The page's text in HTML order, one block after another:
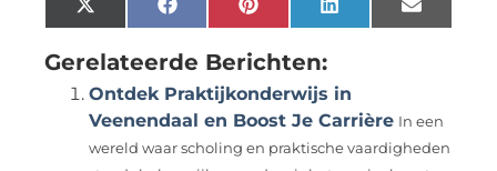
X
(Twitter)
FacebookPinterestLinkedInEmail
Gerelateerde Berichten:
Ontdek Praktijkonderwijs in
Veenendaal en Boost Je Carrière In een
wereld waar scholing en praktische vaardigheden